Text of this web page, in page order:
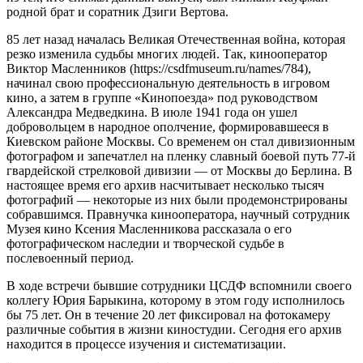
родной брат и соратник Дзиги Вертова.
85 лет назад началась Великая Отечественная война, которая
резко изменила судьбы многих людей. Так, кинооператор
Виктор Масленников (https://csdfmuseum.ru/names/784),
начинал свою профессиональную деятельность в игровом
кино, а затем в группе «Кинопоезда» под руководством
Александра Медведкина. В июле 1941 года он ушел
добровольцем в народное ополчение, формировавшееся в
Киевском районе Москвы. Со временем он стал дивизионным
фотографом и запечатлел на пленку славный боевой путь 77-й
гвардейской стрелковой дивизии — от Москвы до Берлина. В
настоящее время его архив насчитывает несколько тысяч
фотографий — некоторые из них были продемонстрированы
собравшимся. Правнучка кинооператора, научный сотрудник
Музея кино Ксения Масленникова рассказала о его
фотографическом наследии и творческой судьбе в
послевоенный период.
В ходе встречи бывшие сотрудники ЦСДФ вспомнили своего
коллегу Юрия Барыкина, которому в этом году исполнилось
бы 75 лет. Он в течение 20 лет фиксировал на фотокамеру
различные события в жизни киностудии. Сегодня его архив
находится в процессе изучения и систематизации.